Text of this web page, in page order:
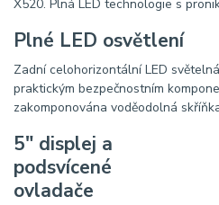
X520. Plná LED technologie s
Plné LED osvětlení
Zadní celohorizontální LED
praktickým bezpečnostním
zakomponována voděodolná
5″ displej a
podsvícené
ovladače